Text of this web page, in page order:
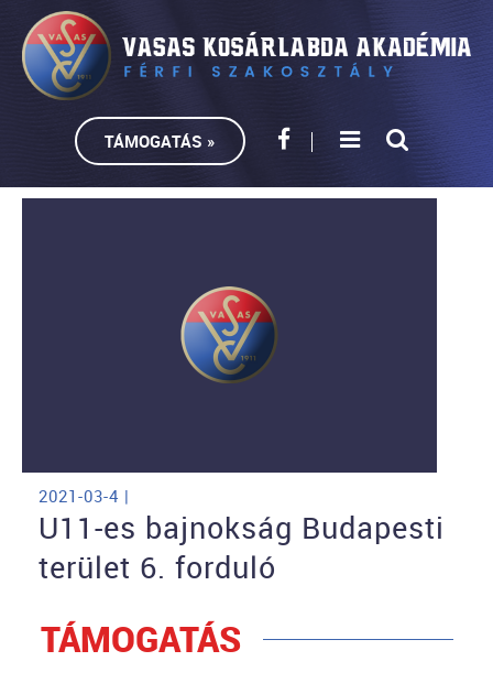
TÁMOGATÁS »
2021-03-4 |
U11-es bajnokság Budapesti
terület 6. forduló
TÁMOGATÁS